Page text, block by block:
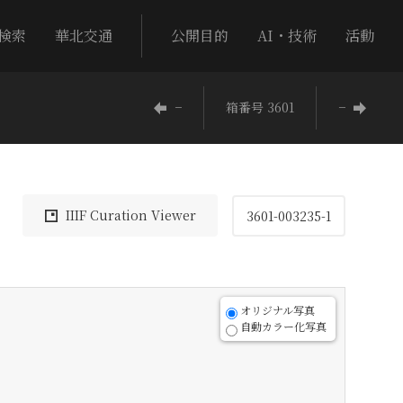
索 華北交通 公開目的 AI・技術 活動
− 箱番号 3601 −
IIIF Curation Viewer 3601-003235-1
オリジナル写真
自動カラー化写真